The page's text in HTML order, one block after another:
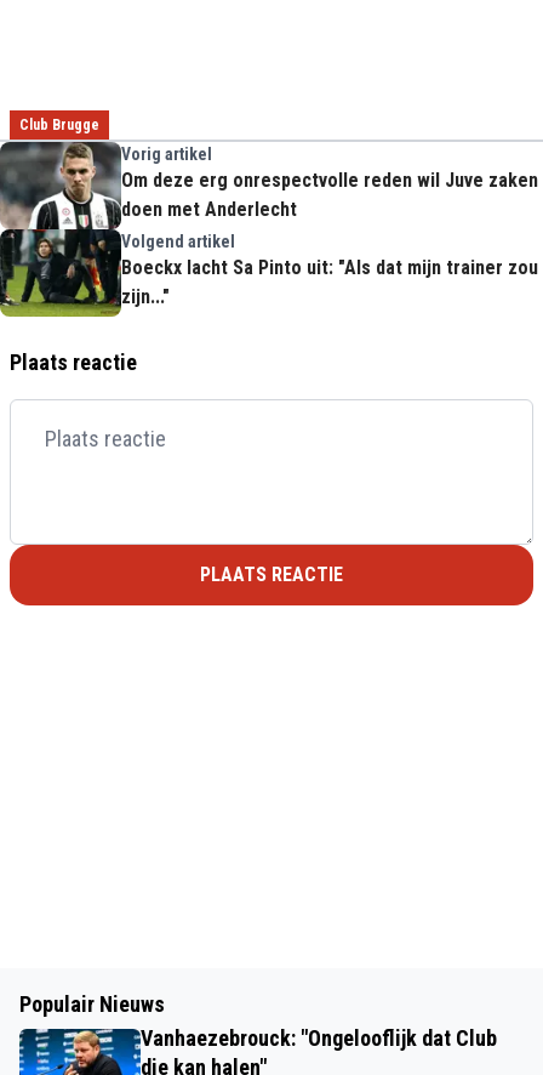
Club Brugge
Vorig artikel
Om deze erg onrespectvolle reden wil Juve zaken
doen met Anderlecht
Volgend artikel
Boeckx lacht Sa Pinto uit: "Als dat mijn trainer zou
zijn..."
Plaats reactie
PLAATS REACTIE
Populair Nieuws
Vanhaezebrouck: "Ongelooflijk dat Club
die kan halen"